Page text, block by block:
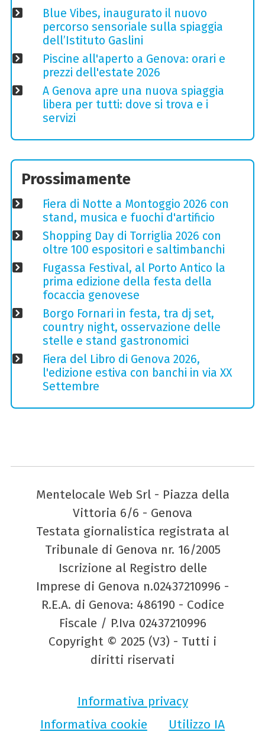
Blue Vibes, inaugurato il nuovo
percorso sensoriale sulla spiaggia
dell’Istituto Gaslini
Piscine all'aperto a Genova: orari e
prezzi dell'estate 2026
A Genova apre una nuova spiaggia
libera per tutti: dove si trova e i
servizi
Prossimamente
Fiera di Notte a Montoggio 2026 con
stand, musica e fuochi d'artificio
Shopping Day di Torriglia 2026 con
oltre 100 espositori e saltimbanchi
Fugassa Festival, al Porto Antico la
prima edizione della festa della
focaccia genovese
Borgo Fornari in festa, tra dj set,
country night, osservazione delle
stelle e stand gastronomici
Fiera del Libro di Genova 2026,
l'edizione estiva con banchi in via XX
Settembre
Mentelocale Web Srl - Piazza della
Vittoria 6/6 - Genova
Testata giornalistica registrata al
Tribunale di Genova nr. 16/2005
Iscrizione al Registro delle
Imprese di Genova n.02437210996 -
R.E.A. di Genova: 486190 - Codice
Fiscale / P.Iva 02437210996
Copyright © 2025 (V3) - Tutti i
diritti riservati
Informativa privacy
Informativa cookie
Utilizzo IA